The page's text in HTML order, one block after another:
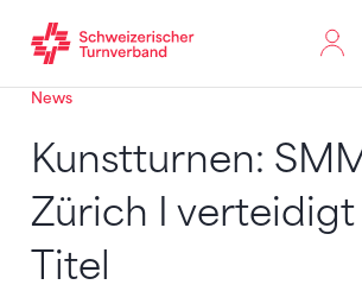
Zum Inhalt springen
Zur Sitemap navigieren
Zum Navigieren dieser Seite wird
News
Kunstturnen:
Zürich I verteidigt
Titel